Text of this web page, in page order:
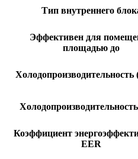
Тип внутреннего
Эффективен для
площадью до
Коэффициент
EER